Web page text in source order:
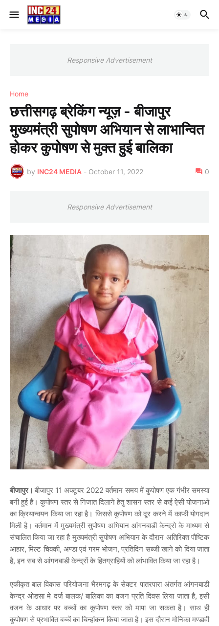
Responsive Advertisement
Home
छत्तीसगढ़ ब्रेकिंग न्यूज़ - बीजापुर
मुख्यमंत्री सुपोषण अभियान से लाभान्वित
होकर कुपोषण से मुक्त हुई बालिका
by INC24 MEDIA - October 11, 2022 0
Responsive Advertisement
बीजापुर।बीजापुर 11 अक्टूबर 2022 वर्तमान समय में कुपोषण एक गंभीर समस्या
बनी हुई है। कुपोषण स्तर से निजात दिलाने हेतु शासन स्तर से कई ऐसी योजनाओं
का क्रियान्वयन किया जा रहा है। जिससे कुपोषण को दूर करने में काफी योगदान
मिली है। वर्तमान में मुख्यमंत्री सुपोषण अभियान आंगनबाडी केन्द्रो के माध्यम से
संचालित किया जा रहा है मुख्यमंत्री सुपोषण अभियान के दौरान अतिरिक्त पौष्टिक
आहार, मिल्ट चिक्की, अण्डा एवं गरम भोजन, प्रतिदिन सब्जी खाने को दिया जाता
है, इन सब से आंगनबाडी केन्द्रों के हितग्राहियों को लांभावित किया जा रहा है।
एकीकृत बाल विकास परियोजना भैरमगढ़ के सेक्टर पातरपारा अंतर्गत आंगनबाडी
केन्द्र ओडसा मे दर्ज बालक/ बालिका का वजन प्रति दिवस लिया जाता है, इसी
वजन के आधार पर बच्चों का कुपोषण स्तर को मापा जा सकता है। साथ ही
कुपोषण से प्रभावित बच्चें का चिन्हांकन किया जाता है। इस दौरान मोनिका मण्डावी